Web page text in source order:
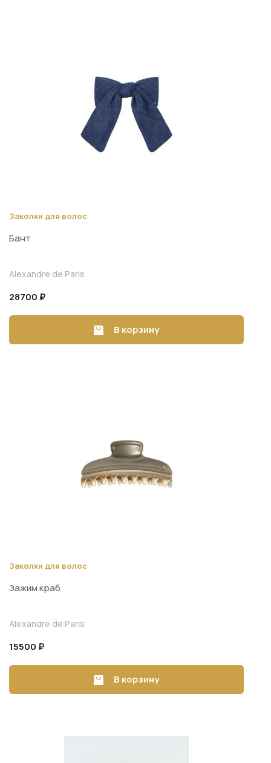
Заколки для волос
Бант
Alexandre de Paris
28700 ₽
В корзину
Заколки для волос
Зажим краб
Alexandre de Paris
15500 ₽
В корзину